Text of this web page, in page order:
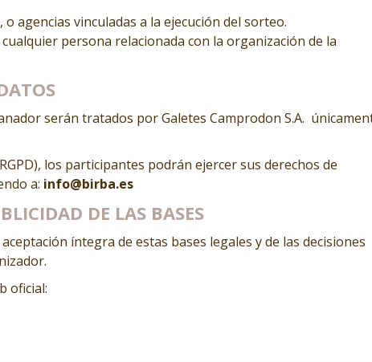
o agencias vinculadas a la ejecución del sorteo.
persona relacionada con la organización de la
serán tratados por Galetes Camprodon S.A.
los participantes podrán ejercer sus derechos de
a: info@birba.es
DE LAS BASES
íntegra de estas bases legales y de las decisiones
oficial: